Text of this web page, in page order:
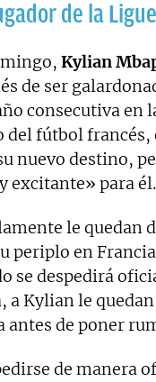
de la
Kylian
de ser
consecutiva en
del fútbol
nuevo destino,
excitante» para él.
le quedan
periplo en
se despedirá
a Kylian le
antes de poner
de manera